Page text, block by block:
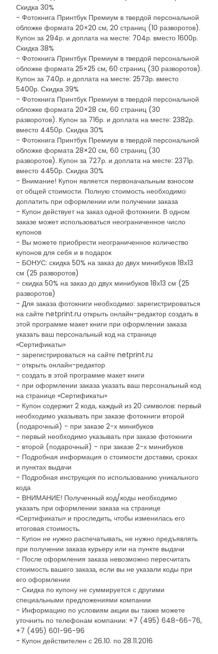
Скидка 30%
- Фотокнига Принтбук Премиум в твердой персональной
обложке формата 20×20 см, 20 страниц (10 разворотов).
Купон за 294р. и доплата на месте: 704р. вместо 1600р.
Скидка 38%
- Фотокнига Принтбук Премиум в твердой персональной
обложке формата 25×25 см, 60 страниц (30 разворотов).
Купон за 740р. и доплата на месте: 2573р. вместо
5400р. Скидка 39%
- Фотокнига Принтбук Премиум в твердой персональной
обложке формата 20×28 см, 60 страниц (30
разворотов). Купон за 716р. и доплата на месте: 2382р.
вместо 4450р. Скидка 30%
- Фотокнига Принтбук Премиум в твердой персональной
обложке формата 28×20 см, 60 страниц (30
разворотов). Купон за 727р. и доплата на месте: 2371р.
вместо 4450р. Скидка 30%
- Внимание! Купон является первоначальным взносом
от общей стоимости. Полную стоимость необходимо
доплатить при оформлении или получении заказа
- Купон действует на заказ одной фотокниги. В одном
заказе может использоваться неограниченное число
купонов
- Вы можете приобрести неограниченное количество
купонов для себя и в подарок
- БОНУС: скидка 50% на заказ до двух минибуков 18х13
см (25 разворотов)
- скидка 50% на заказ до двух минибуков 18х13 см (25
разворотов)
- Для заказа фотокниги необходимо: зарегистрироваться
на сайте netprint.ru открыть онлайн-редактор создать в
этой программе макет книги при оформлении заказа
указать ваш персональный код на странице
«Сертификаты»
- зарегистрироваться на сайте netprint.ru
- открыть онлайн-редактор
- создать в этой программе макет книги
- при оформлении заказа указать ваш персональный код
на странице «Сертификаты»
- Купон содержит 2 кода, каждый из 20 символов: первый
необходимо указывать при заказе фотокниги второй
(подарочный) - при заказе 2-х минибуков
- первый необходимо указывать при заказе фотокниги
- второй (подарочный) - при заказе 2-х минибуков
- Подробная информация о стоимости доставки, сроках
и пунктах выдачи
- Подробная инструкция по использованию уникального
кода
- ВНИМАНИЕ! Полученный код/коды необходимо
указать при оформлении заказа на странице
«Сертификаты» и проследить, чтобы изменилась его
итоговая стоимость.
- Купон не нужно распечатывать, не нужно предъявлять
при получении заказа курьеру или на пункте выдачи
- После оформления заказа невозможно пересчитать
стоимость вашего заказа, если вы не указали коды при
его оформлении
- Скидка по купону не суммируется с другими
специальными предложениями компании
- Информацию по условиям акции вы также можете
уточнить по телефонам компании: +7 (495) 648-66-76,
+7 (495) 601-96-96
- Купон действителен с 26.10. по 28.11.2016